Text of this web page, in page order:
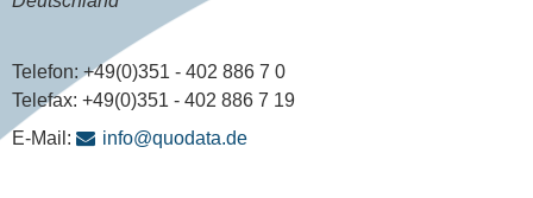
Telefon: +49(0)351 - 402 886 7 0
Telefax: +49(0)351 - 402 886 7 19
E-Mail:
info@quodata.de